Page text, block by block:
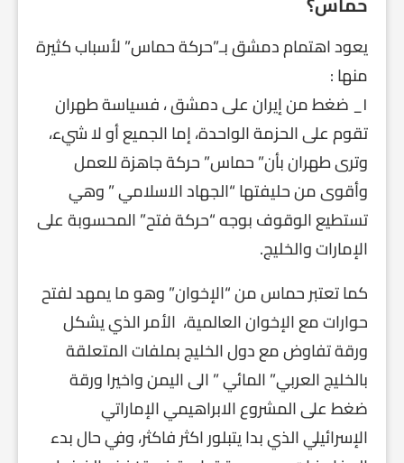
يعود اهتمام دمشق بـ”حركة حماس” لأسباب كثيرة
منها :
١_ ضغط من إيران على دمشق ، فسياسة طهران
تقوم على الحزمة الواحدة، إما الجميع أو لا شيء،
وترى طهران بأن” حماس” حركة جاهزة للعمل
وأقوى من حليفتها “الجهاد الاسلامي ” وهي
تستطيع الوقوف بوجه “حركة فتح” المحسوبة على
الإمارات والخليج.
كما تعتبر حماس من “الإخوان” وهو ما يمهد لفتح
حوارات مع الإخوان العالمية، الأمر الذي يشكل
ورقة تفاوض مع دول الخليج بملفات المتعلقة
بالخليج العربي” المائي ” الى اليمن واخيرا ورقة
ضغط على المشروع الابراهيمي الإماراتي
الإسرائيلي الذي بدا يتبلور اكثر فاكثر، وفي حال بدء